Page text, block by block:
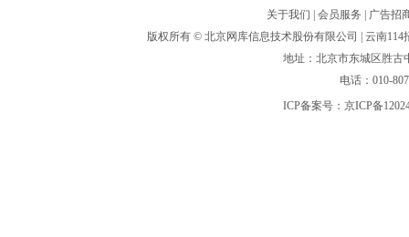
关于我们 会员服务
广告招
版权所有 © 北京网库信息技术股份有限公司
| 云南
地址：北京市东城区胜
电话：010-
ICP备案号： 京ICP备